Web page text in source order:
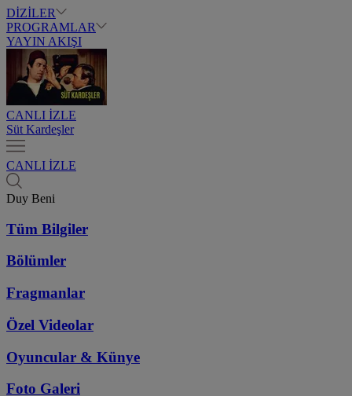
DİZİLER
PROGRAMLAR
YAYIN AKIŞI
CANLI İZLE
Süt Kardeşler
CANLI İZLE
Duy Beni
Tüm Bilgiler
Bölümler
Fragmanlar
Özel Videolar
Oyuncular & Künye
Foto Galeri